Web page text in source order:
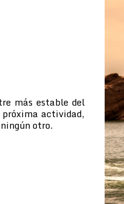
más estable del
actividad,
otro.